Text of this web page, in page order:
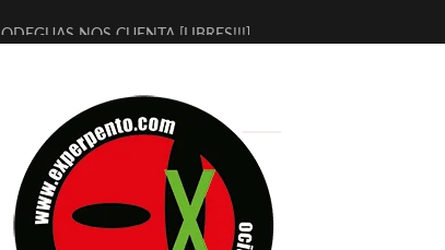
NOS CUENTA [LIBRES!!!]
DE JUAN GUERRERO ZAMORA
DEL DIRECTOR TEATRAL CLAUDIO TOLCACHIR
NADA) DE LA KATARSIS DEL TOMATAZO
EN #EXVITA